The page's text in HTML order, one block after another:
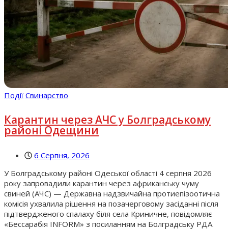
Події Свинарство
Карантин через АЧС у Болградському
районі Одещини
6 Серпня, 2026
У Болградському районі Одеської області 4 серпня 2026
року запровадили карантин через африканську чуму
свиней (АЧС) — Державна надзвичайна протиепізоотична
комісія ухвалила рішення на позачерговому засіданні після
підтвердженого спалаху біля села Криничне, повідомляє
«Бессарабія INFORM» з посиланням на Болградську РДА.